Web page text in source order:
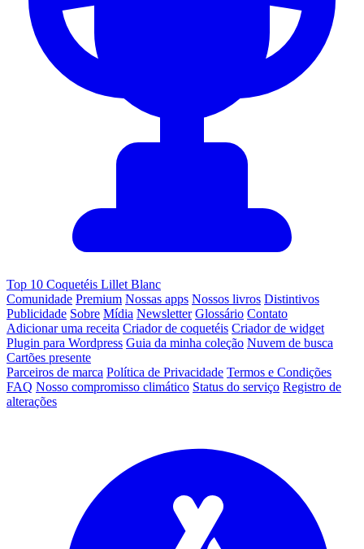
Top 10 Coquetéis Lillet Blanc
Comunidade Premium Nossas apps Nossos livros Distintivos
Publicidade Sobre Mídia Newsletter Glossário Contato
Adicionar uma receita Criador de coquetéis Criador de widget
Plugin para Wordpress Guia da minha coleção Nuvem de busca
Cartões presente
Parceiros de marca Política de Privacidade Termos e Condições
FAQ Nosso compromisso climático Status do serviço Registro de
alterações